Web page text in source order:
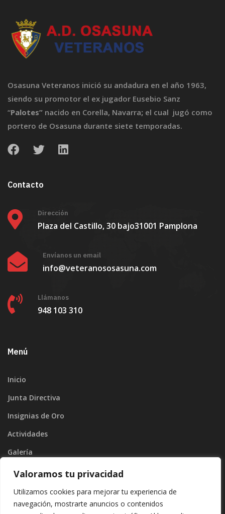
Valoramos tu privacidad
Utilizamos cookies para mejorar tu experiencia de
navegación, mostrarte anuncios o contenidos
Osasuna Veteranos inició su andadura en el año 1963,
siendo su promotor el ex jugador Eusebio Sanz
“Palotes” nacido en Corella, Navarra; el cual jugó como
portero de Osasuna durante siete temporadas.
Contacto
Dirección
Plaza del Castillo, 30 bajo31001 Pamplona
Envíanos un email
info@veteranososasuna.com
Llámanos
948 103 310
Menú
Inicio
Junta Directiva
Insignias de Oro
Actividades
Galería
Blog
Contacto